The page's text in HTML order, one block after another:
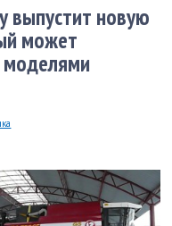
выпустит новую
может